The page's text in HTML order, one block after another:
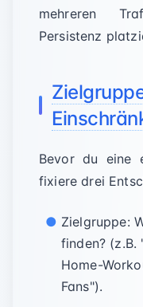
mehreren
Persistenz
Bevor du eine
fixiere drei
Zielgruppe:
finden?
Home-
Fans").